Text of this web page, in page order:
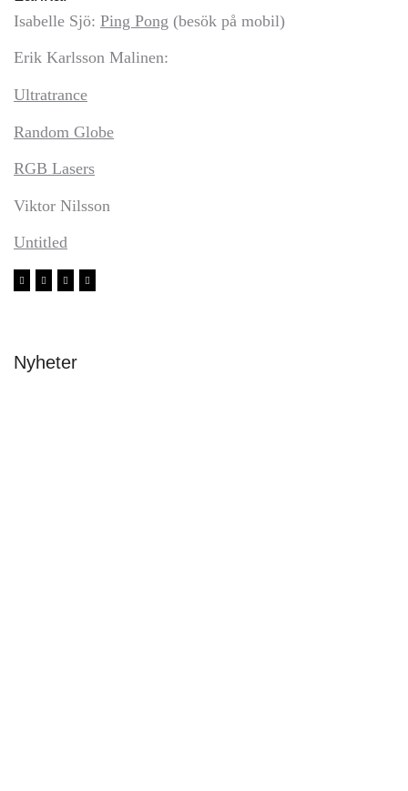
Isabelle Sjö: Ping Pong (besök på mobil)
Erik Karlsson Malinen:
Ultratrance
Random Globe
RGB Lasers
Viktor Nilsson
Untitled
Nyheter